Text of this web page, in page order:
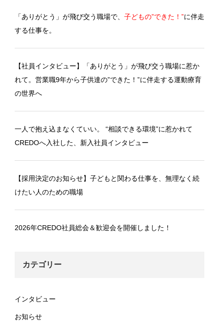
「ありがとう」が飛び交う職場で、 子どもの”できた！”に伴走
する仕事を。
【社員インタビュー】「ありがとう」が飛び交う職場に惹か
れて。営業職9年から子供達の”できた！”に伴走する運動療育
の世界へ
一人で抱え込まなくていい。 “相談できる環境”に惹かれて
CREDOへ入社した、新入社員インタビュー
【採用決定のお知らせ】子どもと関わる仕事を、無理なく続
けたい人のための職場
2026年CREDO社員総会＆歓迎会を開催しました！
カテゴリー
インタビュー
お知らせ